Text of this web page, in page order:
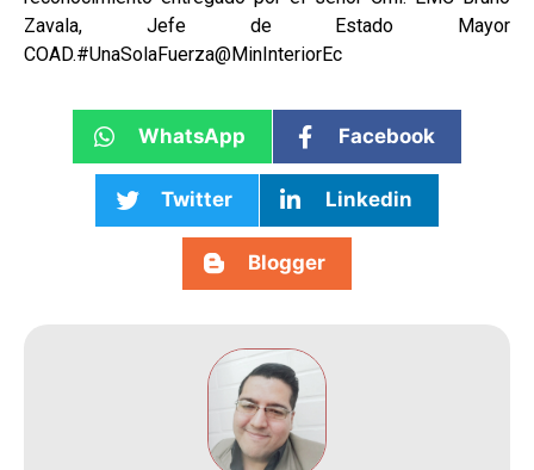
Zavala, Jefe de Estado Mayor
COAD.#UnaSolaFuerza@MinInteriorEc
WhatsApp Facebook
Twitter Linkedin
Blogger